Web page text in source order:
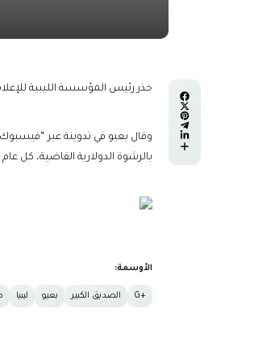
حذر رئيس المؤسسة الليبية للإعلام
وقال بعيو في تدوينة عبر
بالرشوة الدولارية القاضية، كل
الأوسمة:
+G الصديق الكبير بعيو ليبيا